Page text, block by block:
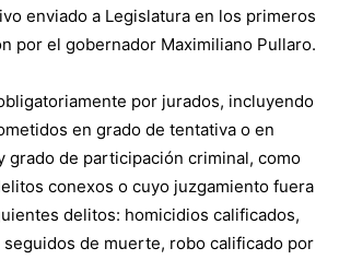
enviado a Legislatura en los primeros
por el gobernador Maximiliano Pullaro.
por jurados, incluyendo
en grado de tentativa o en
grado de participación criminal, como
conexos o cuyo juzgamiento fuera
delitos: homicidios calificados,
seguidos de muerte, robo calificado por